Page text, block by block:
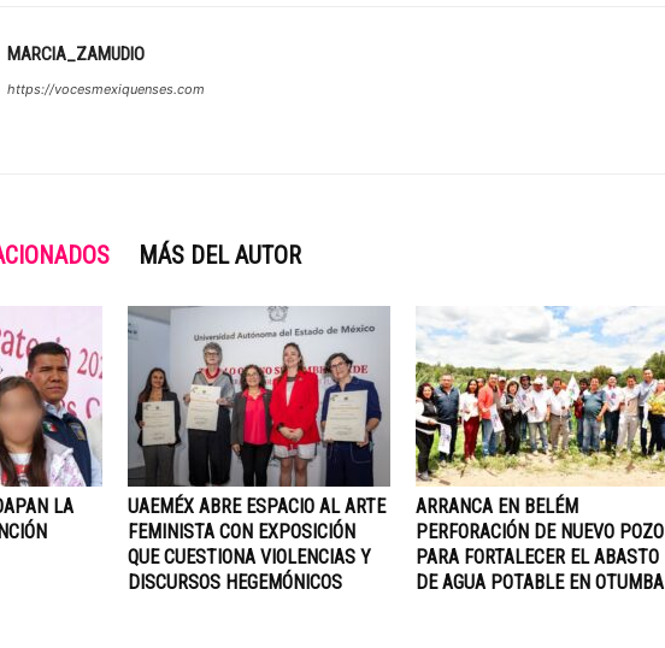
MARCIA_ZAMUDIO
https://vocesmexiquenses.com
MÁS DEL AUTOR
LA
UAEMÉX ABRE ESPACIO AL ARTE
FEMINISTA CON EXPOSICIÓN
QUE CUESTIONA VIOLENCIAS Y
DISCURSOS HEGEMÓNICOS
ARRANCA EN BELÉM
PERFORACIÓN DE NUEVO POZO
PARA FORTALECER EL ABASTO
DE AGUA POTABLE EN OTUMBA